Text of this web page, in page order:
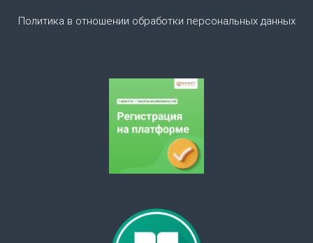
Политика в отношении обработки персональных данных